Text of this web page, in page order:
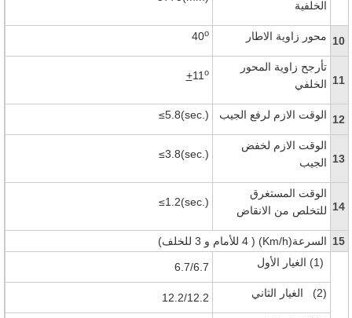
الخلفية
10 محور زاوية الاطار 40o
11
تأرجح زاوية المحور
الخلفي
+11 o
12 الوقت الازم لرفع الجيب ≤5.8(sec.)
13
الوقت الازم لخفض
الجيب
≤3.8(sec.)
14
الوقت المستغرق
للتخلص من الانقاض
≤1.2(sec.)
15 السرعة(Km/h)
( 4 للأمام و 3 للخلف)
(1) الغيار الأول 6.7/6.7
(2) الغيار الثاني 12.2/12.2